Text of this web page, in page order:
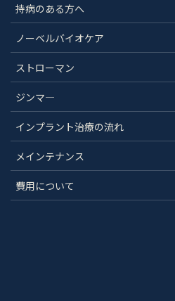
持病のある方へ
ノーベルバイオケア
ストローマン
ジンマ―
インプラント治療の流れ
メインテナンス
費用について